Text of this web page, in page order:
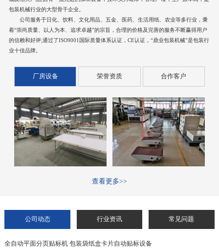
包装机械行业的大型骨干企业。
公司服务于日化、饮料、文化用品、五金、医药、生活用纸、农业等多行业，秉
着“崇尚质量、以人为本、追求卓越”的宗旨，合理的价格及完善的服务不断赢得用户
的信赖和好评;通过了ISO9001国际质量体系认证，CE认证，“鼎业包装机械”是包装行
业十佳品牌。
厂房设备 荣誉资质 合作客户
查看更多>>
公司动态 行业资讯 常见问题
全自动平面分页贴标机 包装袋纸盒卡片自动贴标设备